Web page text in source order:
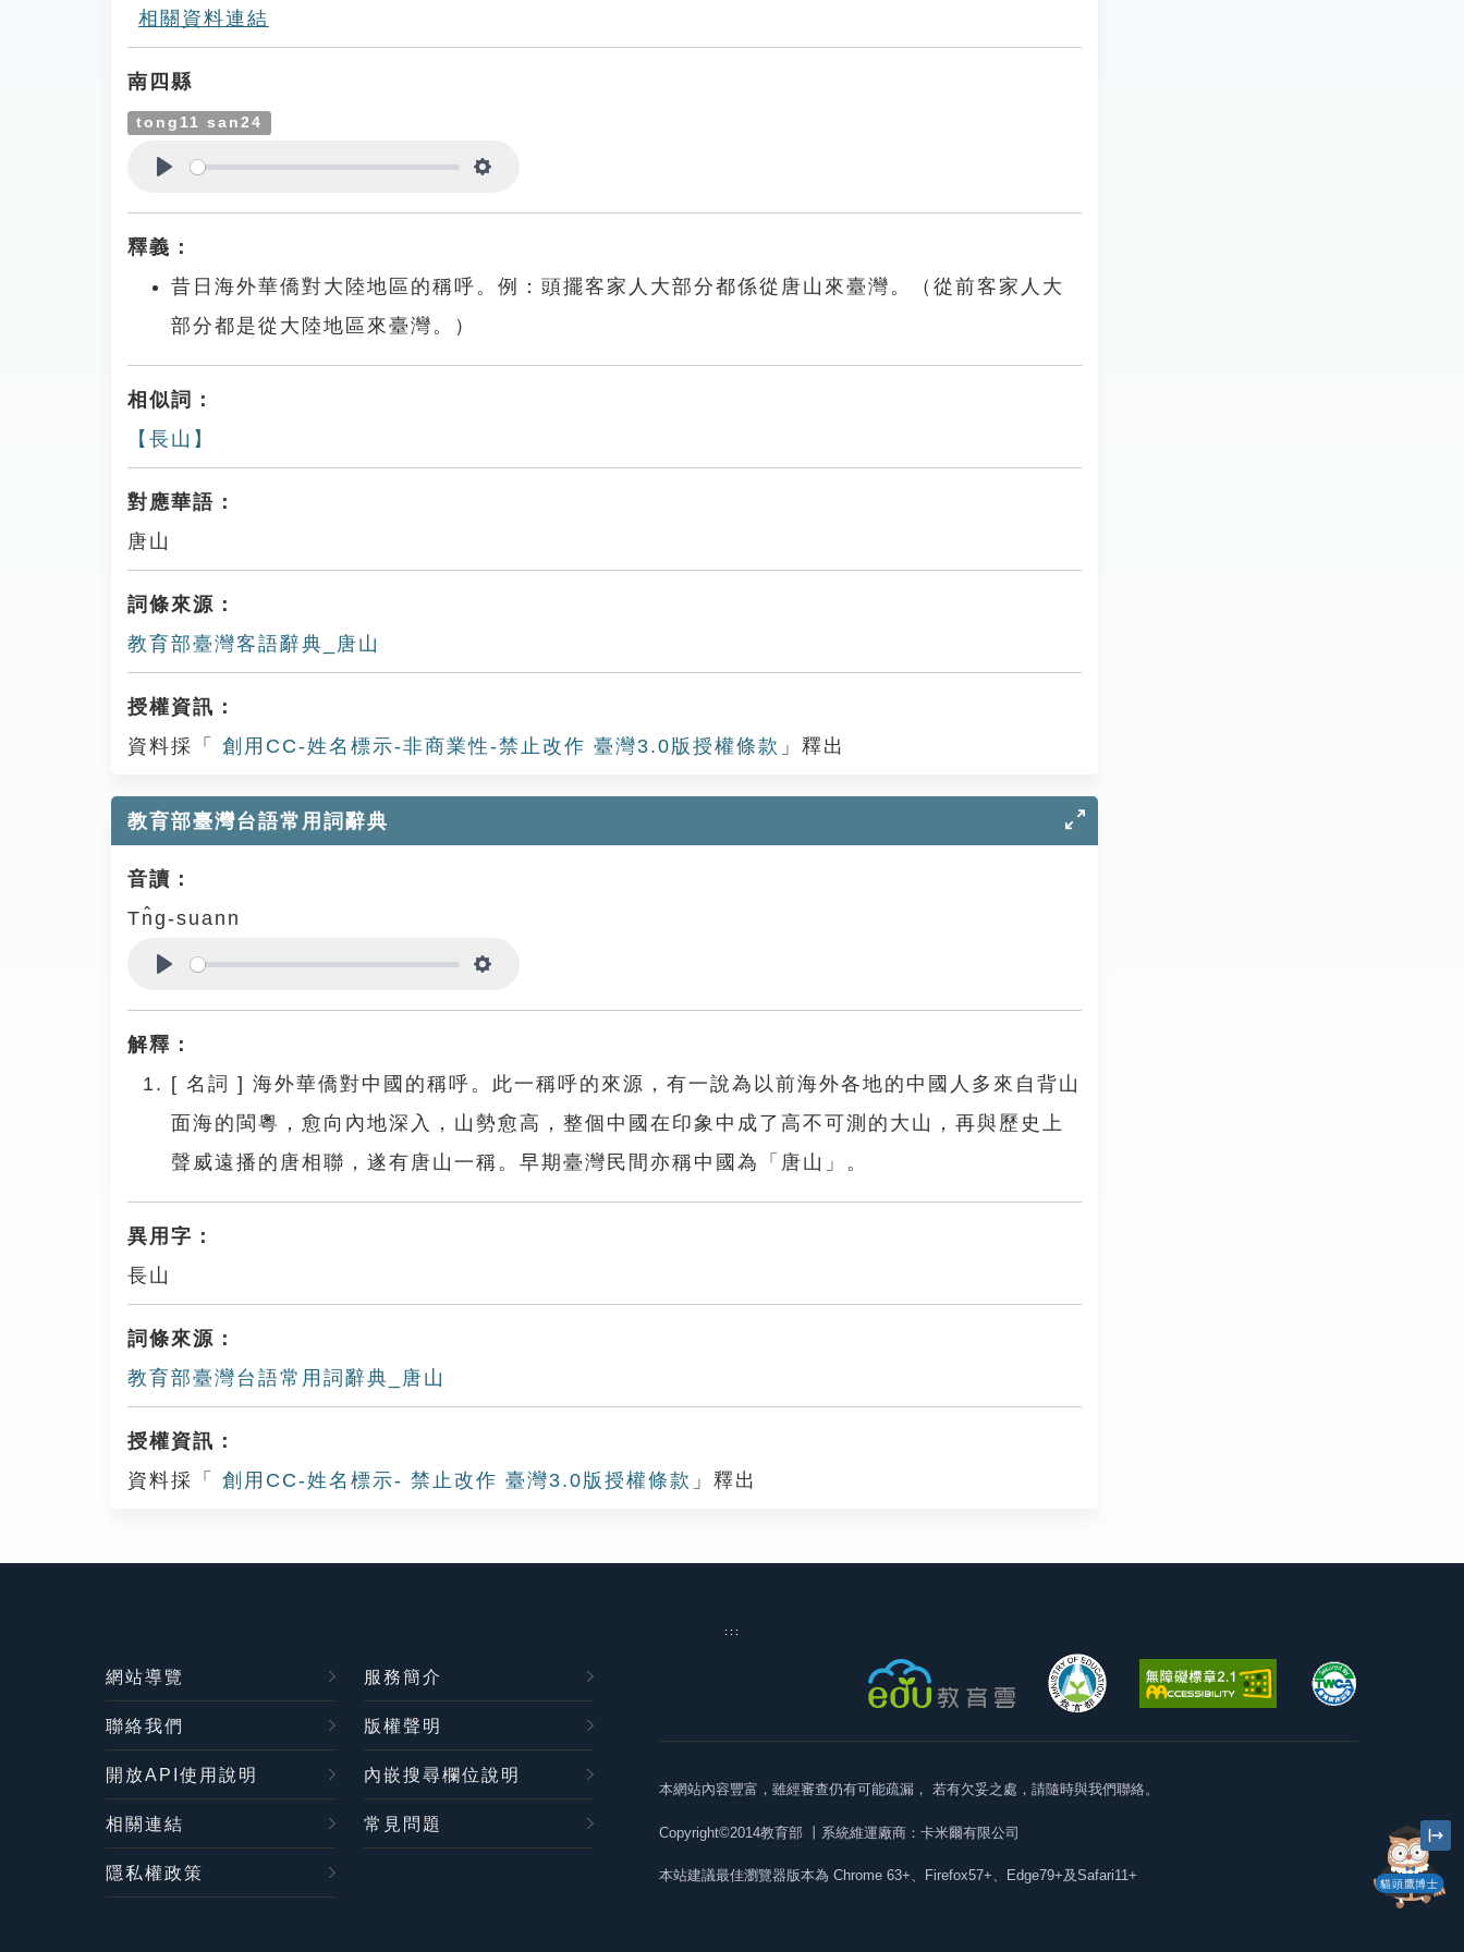
相關資料連結
南四縣
tong11 san24
釋義：
昔日海外華僑對大陸地區的稱呼。例：頭擺客家人大部分都係從唐山來臺灣。（從前客家人大
部分都是從大陸地區來臺灣。）
相似詞：
【長山】
對應華語：
唐山
詞條來源：
教育部臺灣客語辭典_唐山
授權資訊：
資料採「
創用CC-姓名標示-非商業性-禁止改作 臺灣3.0版授權條款 」釋出
教育部臺灣台語常用詞辭典
音讀：
Tn̂g-suann
解釋：
[ 名詞 ] 海外華僑對中國的稱呼。此一稱呼的來源，有一說為以前海外各地的中國人多來自背山
面海的閩粵，愈向內地深入，山勢愈高，整個中國在印象中成了高不可測的大山，再與歷史上
聲威遠播的唐相聯，遂有唐山一稱。早期臺灣民間亦稱中國為「唐山」。
異用字：
長山
詞條來源：
教育部臺灣台語常用詞辭典_唐山
授權資訊：
資料採「
創用CC-姓名標示- 禁止改作 臺灣3.0版授權條款 」釋出
貓頭鷹博士
:::
網站導覽 服務簡介
聯絡我們 版權聲明
開放API使用說明 內嵌搜尋欄位說明
相關連結 常見問題
隱私權政策
本網站內容豐富，雖經審查仍有可能疏漏， 若有欠妥之處，請隨時與我們聯絡。
Copyright©2014教育部 丨系統維運廠商：卡米爾有限公司
本站建議最佳瀏覽器版本為 Chrome 63+、Firefox57+、Edge79+及Safari11+